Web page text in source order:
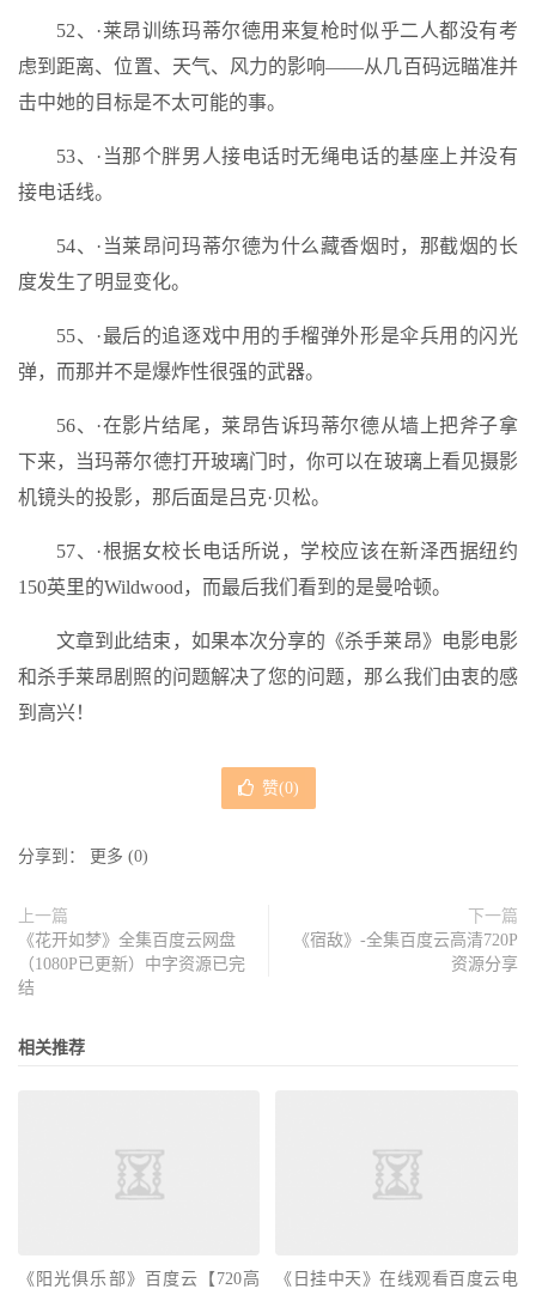
52、·莱昂训练玛蒂尔德用来复枪时似乎二人都没有考
虑到距离、位置、天气、风力的影响——从几百码远瞄准并
击中她的目标是不太可能的事。
53、·当那个胖男人接电话时无绳电话的基座上并没有
接电话线。
54、·当莱昂问玛蒂尔德为什么藏香烟时，那截烟的长
度发生了明显变化。
55、·最后的追逐戏中用的手榴弹外形是伞兵用的闪光
弹，而那并不是爆炸性很强的武器。
56、·在影片结尾，莱昂告诉玛蒂尔德从墙上把斧子拿
下来，当玛蒂尔德打开玻璃门时，你可以在玻璃上看见摄影
机镜头的投影，那后面是吕克·贝松。
57、·根据女校长电话所说，学校应该在新泽西据纽约
150英里的Wildwood，而最后我们看到的是曼哈顿。
文章到此结束，如果本次分享的《杀手莱昂》电影电影
和杀手莱昂剧照的问题解决了您的问题，那么我们由衷的感
到高兴！
赞(0)
分享到： 更多 (0)
上一篇
《花开如梦》全集百度云网盘
（1080P已更新）中字资源已完
结
下一篇
《宿敌》-全集百度云高清720P
资源分享
相关推荐
《阳光俱乐部》百度云【720高
《日挂中天》在线观看百度云电